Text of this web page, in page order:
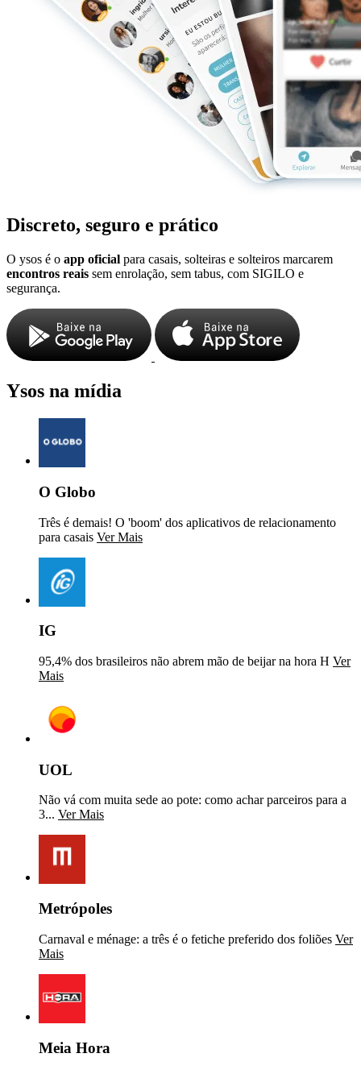
Discreto, seguro e prático
O ysos é o app oficial para casais, solteiras e solteiros marcarem
encontros reais sem enrolação, sem tabus, com SIGILO e
segurança.
Ysos na mídia
O Globo
Três é demais! O 'boom' dos aplicativos de relacionamento
para casais Ver Mais
IG
95,4% dos brasileiros não abrem mão de beijar na hora H Ver
Mais
UOL
Não vá com muita sede ao pote: como achar parceiros para a
3... Ver Mais
Metrópoles
Carnaval e ménage: a três é o fetiche preferido dos foliões Ver
Mais
Meia Hora